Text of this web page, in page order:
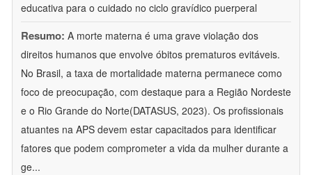
educativa para o cuidado no ciclo gravídico puerperal
Resumo: A morte materna é uma grave violação dos
direitos humanos que envolve óbitos prematuros evitáveis.
No Brasil, a taxa de mortalidade materna permanece como
foco de preocupação, com destaque para a Região Nordeste
e o Rio Grande do Norte(DATASUS, 2023). Os profissionais
atuantes na APS devem estar capacitados para identificar
fatores que podem comprometer a vida da mulher durante a
ge...